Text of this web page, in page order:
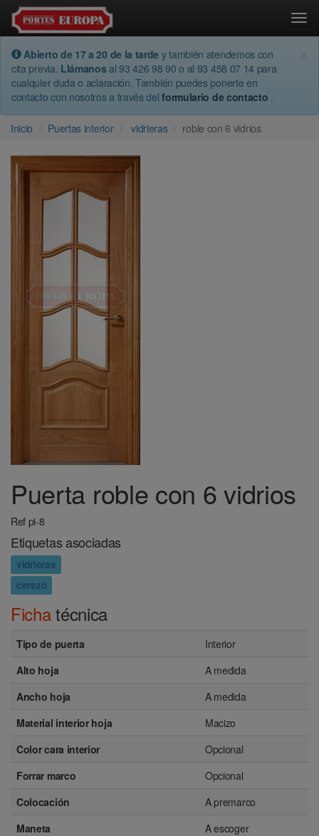
Abierto de 17 a 20 de la tarde y también atendemos con
cita previa. Llámanos al 93 426 98 90 o al 93 458 07 14 para
cualquier duda o aclaración. También puedes ponerte en
contacto con nosotros a través del formulario de contacto .
Inicio Puertas interior vidrieras roble con 6 vidrios
Puerta roble con 6 vidrios
Ref pi-8
Etiquetas asociadas
vidrieras
cerezo
Fichatécnica
Tipo de puerta
Interior
Alto hoja
A medida
Ancho hoja
A medida
Material interior hoja
Macizo
Color cara interior
Opcional
Forrar marco
Opcional
Colocación
A premarco
Maneta
A escoger